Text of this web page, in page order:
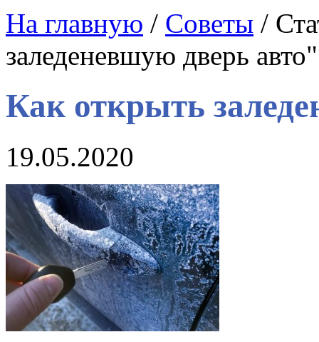
На главную / Советы /
заледеневшую дверь авто"
Как открыть
19.05.2020